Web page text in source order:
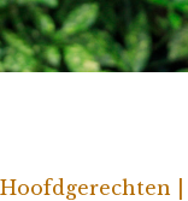
Hoofdgerechten |